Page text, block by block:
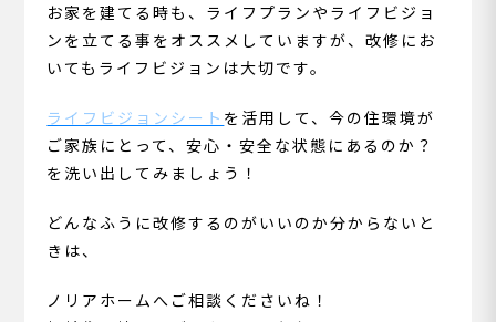
お家を建てる時も、ライフプランやライフビジョ
ンを立てる事をオススメしていますが、改修にお
いてもライフビジョンは大切です。
ライフビジョンシート を活用して、今の住環境が
ご家族にとって、安心・安全な状態にあるのか？
を洗い出してみましょう！
どんなふうに改修するのがいいのか分からないと
きは、
ノリアホームへご相談くださいね！